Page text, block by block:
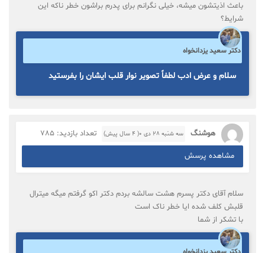
باعث اذیتشون میشه، خیلی نگرانم برای پدرم براشون خطر ناکه این
شرایط؟
دکتر سعید یزدانخواه
سلام و عرض ادب لطفاً تصویر نوار قلب ایشان را بفرستید
هوشنگ سه شنبه ۲۸ دی ۰( 4 سال پیش) تعداد بازدید: 785
مشاهده پرسش
سلام آقای دکتر پسرم هشت سالشه بردم دکتر اکو گرفتم میگه میترال
قلبش کلف شده ایا خطر ناک است
با تشکر از شما